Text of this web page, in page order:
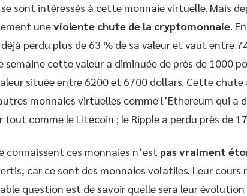
sont intéressés à cette monnaie virtuelle. Mais
uneviolente chute de la cryptomonnaie.
perdu plus de 63 % de sa valeur et vaut entre
semaine cette valeur a diminuée de près de 1000
située entre 6200 et 6700 dollars. Cette
monnaies virtuelles comme l’Ethereum qui a
tout comme le Litecoin ; le Ripple a perdu près de
connaissent ces monnaies n’est pas vraiment
car ce sont des monnaies volatiles. Leur cours
question est de savoir quelle sera leur